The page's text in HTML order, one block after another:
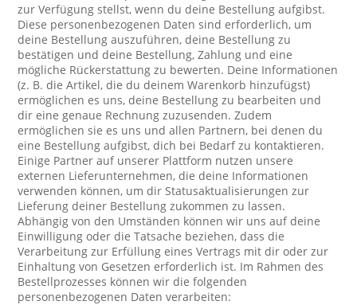
zur Verfügung stellst, wenn du deine Bestellung aufgibst.
Diese personenbezogenen Daten sind erforderlich, um
deine Bestellung auszuführen, deine Bestellung zu
bestätigen und deine Bestellung, Zahlung und eine
mögliche Rückerstattung zu bewerten. Deine Informationen
(z. B. die Artikel, die du deinem Warenkorb hinzufügst)
ermöglichen es uns, deine Bestellung zu bearbeiten und
dir eine genaue Rechnung zuzusenden. Zudem
ermöglichen sie es uns und allen Partnern, bei denen du
eine Bestellung aufgibst, dich bei Bedarf zu kontaktieren.
Einige Partner auf unserer Plattform nutzen unsere
externen Lieferunternehmen, die deine Informationen
verwenden können, um dir Statusaktualisierungen zur
Lieferung deiner Bestellung zukommen zu lassen.
Abhängig von den Umständen können wir uns auf deine
Einwilligung oder die Tatsache beziehen, dass die
Verarbeitung zur Erfüllung eines Vertrags mit dir oder zur
Einhaltung von Gesetzen erforderlich ist. Im Rahmen des
Bestellprozesses können wir die folgenden
personenbezogenen Daten verarbeiten: